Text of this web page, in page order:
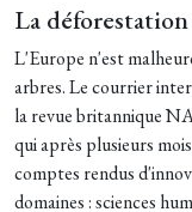
La
L'Europe n'est
arbres. Le courrier
la revue britannique
qui après plusieurs
comptes rendus
domaines : sciences